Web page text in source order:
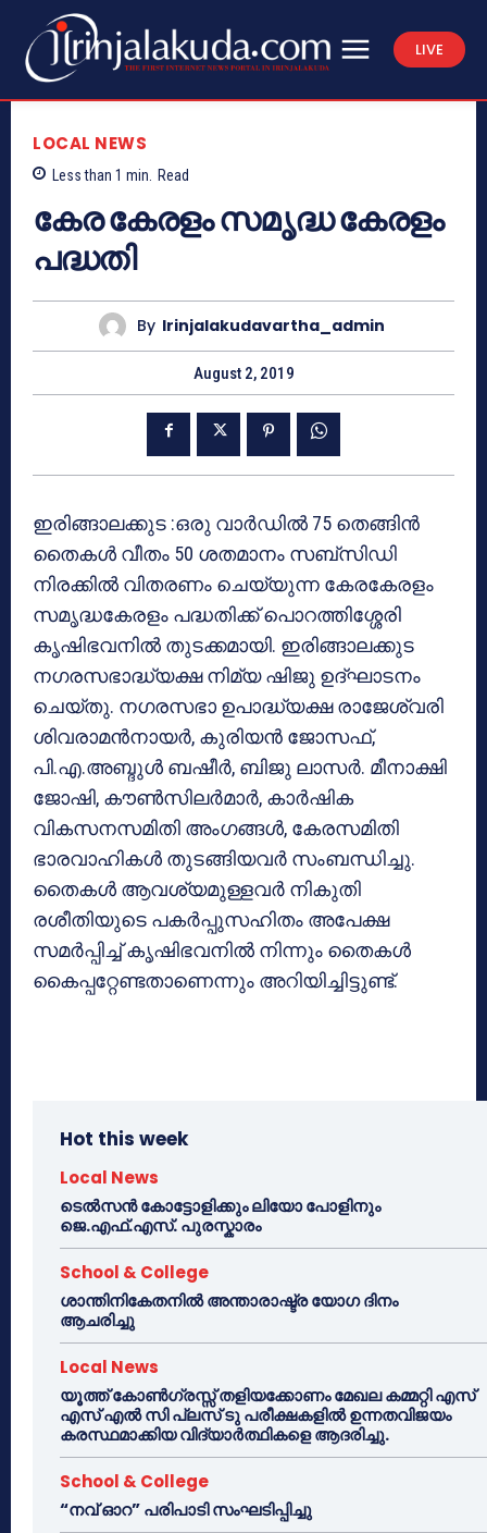
LIVE
LOCAL NEWS
Less than 1 min. Read
കേര കേരളം സമൃദ്ധ കേരളം
പദ്ധതി
By Irinjalakudavartha_admin
August 2, 2019
ഇരിങ്ങാലക്കുട :ഒരു വാര്‍ഡില്‍ 75 തെങ്ങിന്‍
തൈകള്‍ വീതം 50 ശതമാനം സബ്‌സിഡി
നിരക്കില്‍ വിതരണം ചെയ്യുന്ന കേരകേരളം
സമൃദ്ധകേരളം പദ്ധതിക്ക് പൊറത്തിശ്ശേരി
കൃഷിഭവനില്‍ തുടക്കമായി. ഇരിങ്ങാലക്കുട
നഗരസഭാദ്ധ്യക്ഷ നിമ്യ ഷിജു ഉദ്ഘാടനം
ചെയ്തു. നഗരസഭാ ഉപാദ്ധ്യക്ഷ രാജേശ്വരി
ശിവരാമന്‍നായര്‍, കുരിയന്‍ ജോസഫ്,
പി.എ.അബ്ദുള്‍ ബഷീര്‍, ബിജു ലാസര്‍. മീനാക്ഷി
ജോഷി, കൗണ്‍സിലര്‍മാര്‍, കാര്‍ഷിക
വികസനസമിതി അംഗങ്ങള്‍, കേരസമിതി
ഭാരവാഹികള്‍ തുടങ്ങിയവര്‍ സംബന്ധിച്ചു.
തൈകള്‍ ആവശ്യമുള്ളവര്‍ നികുതി
രശീതിയുടെ പകര്‍പ്പുസഹിതം അപേക്ഷ
സമര്‍പ്പിച്ച് കൃഷിഭവനില്‍ നിന്നും തൈകള്‍
കൈപ്പറ്റേണ്ടതാണെന്നും അറിയിച്ചിട്ടുണ്ട്.
Hot this week
Local News
ടെൽസൻ കോട്ടോളിക്കും ലിയോ പോളിനും
ജെ.എഫ്.എസ്. പുരസ്കാരം
School & College
ശാന്തിനികേതനിൽ അന്താരാഷ്ട്ര യോഗ ദിനം
ആചരിച്ചു
Local News
യൂത്ത് കോൺഗ്രസ്സ് തളിയക്കോണം മേഖല കമ്മറ്റി എസ്
എസ് എൽ സി പ്ലസ് ടു പരീക്ഷകളിൽ ഉന്നതവിജയം
കരസ്ഥമാക്കിയ വിദ്യാർത്ഥികളെ ആദരിച്ചു.
School & College
“നവ് ഓറ” പരിപാടി സംഘടിപ്പിച്ചു